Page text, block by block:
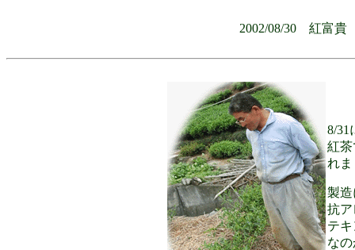
2002/08/30 紅富貴
8/31
紅
れ
製
抗
テ
な